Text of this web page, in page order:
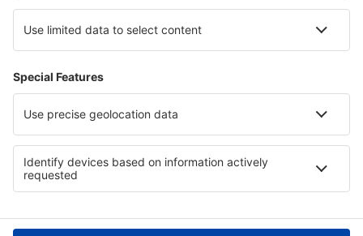
Cazare în Parcul Național Rodna Cazare în Chodsko